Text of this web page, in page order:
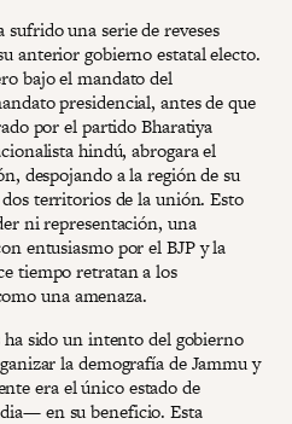
una serie de reveses
anterior gobierno estatal electo.
bajo el mandato del
presidencial, antes de que
por el partido Bharatiya
hindú, abrogara el
despojando a la región de su
territorios de la unión. Esto
ni representación, una
entusiasmo por el BJP y la
tiempo retratan a los
una amenaza.
sido un intento del gobierno
la demografía de Jammu y
era el único estado de
en su beneficio. Esta